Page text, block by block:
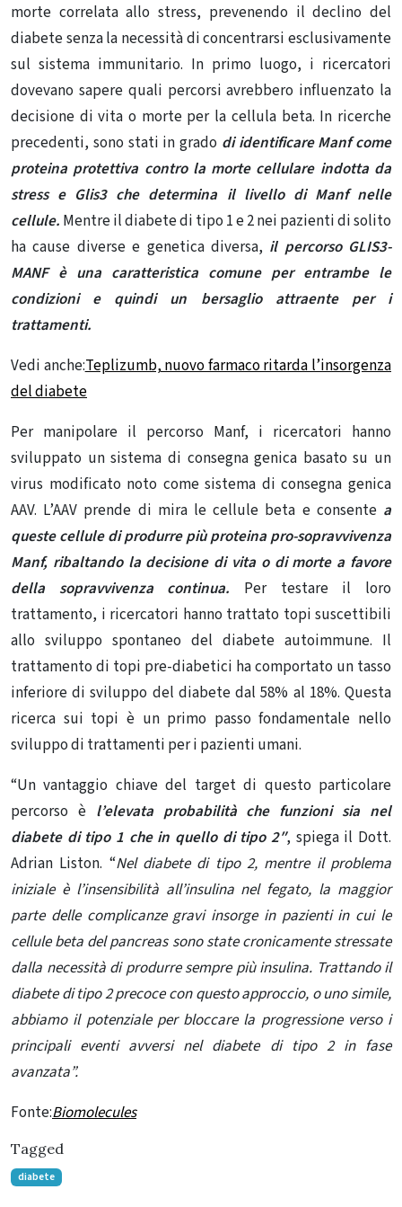
morte correlata allo stress, prevenendo il declino del
diabete senza la necessità di concentrarsi esclusivamente
sul sistema immunitario. In primo luogo, i ricercatori
dovevano sapere quali percorsi avrebbero influenzato la
decisione di vita o morte per la cellula beta. In ricerche
precedenti, sono stati in grado di identificare Manf come
proteina protettiva contro la morte cellulare indotta da
stress e Glis3 che determina il livello di Manf nelle
cellule. Mentre il diabete di tipo 1 e 2 nei pazienti di solito
ha cause diverse e genetica diversa, il percorso GLIS3-
MANF è una caratteristica comune per entrambe le
condizioni e quindi un bersaglio attraente per i
trattamenti.
Vedi anche:Teplizumb, nuovo farmaco ritarda l’insorgenza
del diabete
Per manipolare il percorso Manf, i ricercatori hanno
sviluppato un sistema di consegna genica basato su un
virus modificato noto come sistema di consegna genica
AAV. L’AAV prende di mira le cellule beta e consente a
queste cellule di produrre più proteina pro-sopravvivenza
Manf, ribaltando la decisione di vita o di morte a favore
della sopravvivenza continua. Per testare il loro
trattamento, i ricercatori hanno trattato topi suscettibili
allo sviluppo spontaneo del diabete autoimmune. Il
trattamento di topi pre-diabetici ha comportato un tasso
inferiore di sviluppo del diabete dal 58% al 18%. Questa
ricerca sui topi è un primo passo fondamentale nello
sviluppo di trattamenti per i pazienti umani.
“Un vantaggio chiave del target di questo particolare
percorso èl’elevata probabilità che funzioni sia nel
diabete di tipo 1 che in quello di tipo 2″, spiega il Dott.
Adrian Liston. “Nel diabete di tipo 2, mentre il problema
iniziale è l’insensibilità all’insulina nel fegato, la maggior
parte delle complicanze gravi insorge in pazienti in cui le
cellule beta del pancreas sono state cronicamente stressate
dalla necessità di produrre sempre più insulina. Trattando il
diabete di tipo 2 precoce con questo approccio, o uno simile,
abbiamo il potenziale per bloccare la progressione verso i
principali eventi avversi nel diabete di tipo 2 in fase
avanzata”.
Fonte:Biomolecules
Tagged
diabete